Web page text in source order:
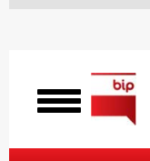
Włącz
menu